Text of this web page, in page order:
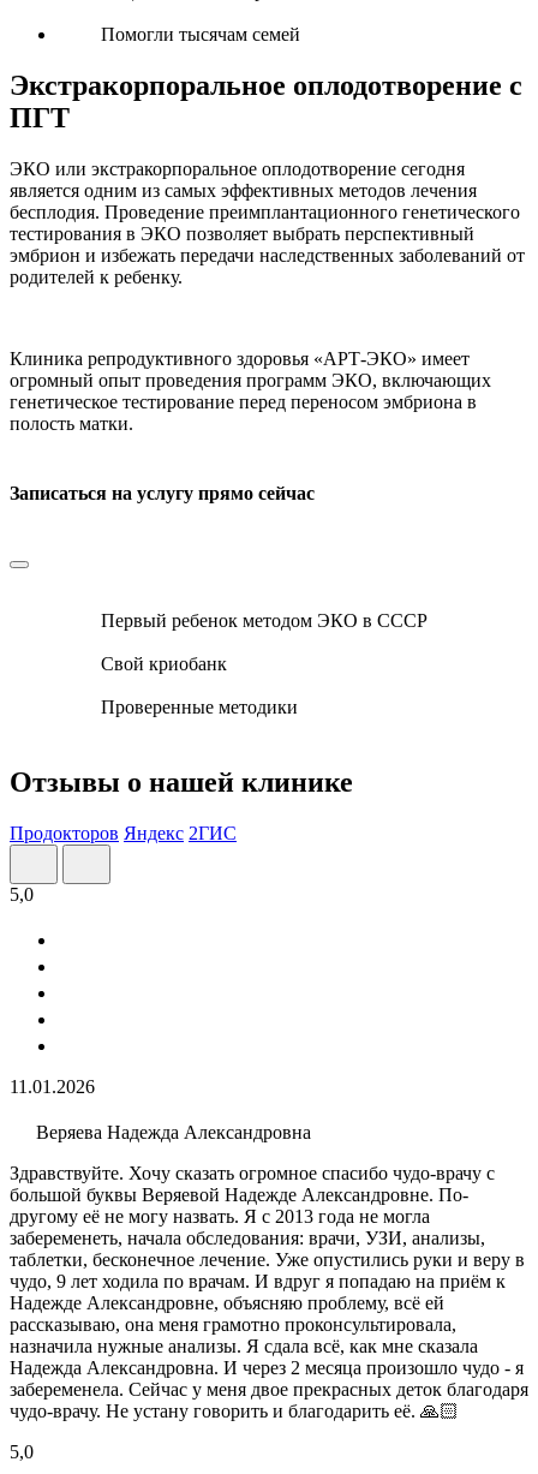
Помогли тысячам семей
Экстракорпоральное оплодотворение с
ПГТ
ЭКО или экстракорпоральное оплодотворение сегодня
является одним из самых эффективных методов лечения
бесплодия. Проведение преимплантационного генетического
тестирования в ЭКО позволяет выбрать перспективный
эмбрион и избежать передачи наследственных заболеваний от
родителей к ребенку.
Клиника репродуктивного здоровья «АРТ-ЭКО» имеет
огромный опыт проведения программ ЭКО, включающих
генетическое тестирование перед переносом эмбриона в
полость матки.
Записаться на услугу прямо сейчас
Первый ребенок методом ЭКО в СССР
Свой криобанк
Проверенные методики
Отзывы о нашей клинике
Продокторов Яндекс 2ГИС
5,0
11.01.2026
Веряева Надежда Александровна
Здравствуйте. Хочу сказать огромное спасибо чудо-врачу с
большой буквы Веряевой Надежде Александровне. По-
другому её не могу назвать. Я с 2013 года не могла
забеременеть, начала обследования: врачи, УЗИ​, анализы​,
таблетки, бесконечное лечение. Уже опустились руки и веру в
чудо, 9 лет ходила по врачам. И вдруг я попадаю на приём к
Надежде Александровне, объясняю проблему, всё ей
рассказываю, она меня грамотно проконсультировала,
назначила нужные анализы. Я сдала всё, как мне сказала
Надежда Александровна. И через 2 месяца произошло чудо - я
забеременела. Сейчас у меня двое прекрасных деток благодаря
чудо-врачу. Не устану говорить и благодарить её. 🙏🏻
5,0